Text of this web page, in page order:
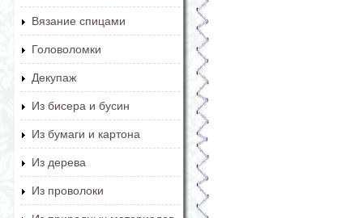
Вязание спицами
Головоломки
Декупаж
Из бисера и бусин
Из бумаги и картона
Из дерева
Из проволоки